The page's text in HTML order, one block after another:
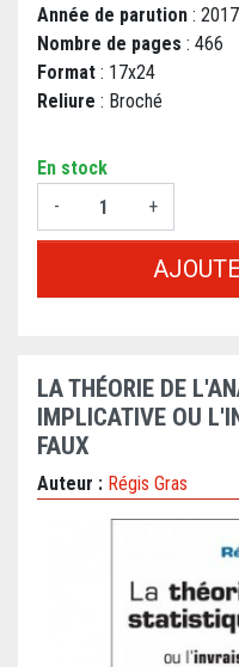
Année de parution : 2017
Nombre de pages : 466
Format : 17x24
Reliure : Broché
En stock
-
+
LA THÉORIE DE
IMPLICATIVE OU
FAUX
Auteur : Régis Gras